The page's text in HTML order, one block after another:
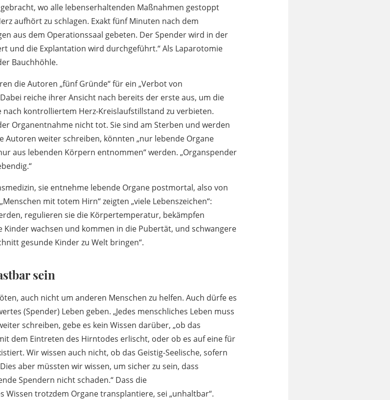
wo alle lebenserhaltenden Maßnahmen gestoppt
aufhört zu schlagen. Exakt fünf Minuten nach dem
aus dem Operationssaal gebeten. Der Spender wird in der
und die Explantation wird durchgeführt.“ Als Laparotomie
Bauchhöhle.
die Autoren „fünf Gründe“ für ein „Verbot von
reiche ihrer Ansicht nach bereits der erste aus, um die
kontrolliertem Herz-Kreislaufstillstand zu verbieten.
Organentnahme nicht tot. Sie sind am Sterben und werden
Autoren weiter schreiben, könnten „nur lebende Organe
aus lebenden Körpern entnommen“ werden. „Organspender
sie entnehme lebende Organe postmortal, also von
mit totem Hirn“ zeigten „viele Lebenszeichen“:
regulieren sie die Körpertemperatur, bekämpfen
wachsen und kommen in die Pubertät, und schwangere
gesunde Kinder zu Welt bringen“.
sein
auch nicht um anderen Menschen zu helfen. Auch dürfe es
(Spender) Leben geben. „Jedes menschliches Leben muss
schreiben, gebe es kein Wissen darüber, „ob das
dem Eintreten des Hirntodes erlischt, oder ob es auf eine für
Wir wissen auch nicht, ob das Geistig-Seelische, sofern
aber müssten wir wissen, um sicher zu sein, dass
Spendern nicht schaden.“ Dass die
Wissen trotzdem Organe transplantiere, sei „unhaltbar“.